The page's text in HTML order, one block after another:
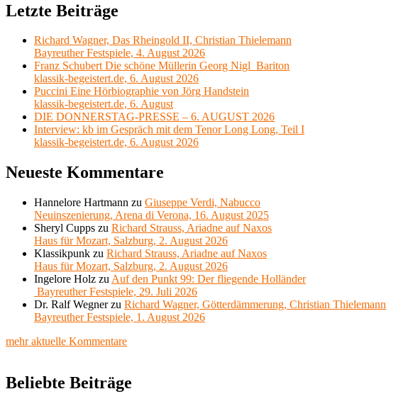
Letzte Beiträge
Richard Wagner, Das Rheingold II, Christian Thielemann
Bayreuther Festspiele, 4. August 2026
Franz Schubert Die schöne Müllerin Georg Nigl Bariton
klassik-begeistert.de, 6. August 2026
Puccini Eine Hörbiographie von Jörg Handstein
klassik-begeistert.de, 6. August
DIE DONNERSTAG-PRESSE – 6. AUGUST 2026
Interview: kb im Gespräch mit dem Tenor Long Long, Teil I
klassik-begeistert.de, 6. August 2026
Neueste Kommentare
Hannelore Hartmann zu Giuseppe Verdi, Nabucco
Neuinszenierung, Arena di Verona, 16. August 2025
Sheryl Cupps zu Richard Strauss, Ariadne auf Naxos
Haus für Mozart, Salzburg, 2. August 2026
Klassikpunk zu Richard Strauss, Ariadne auf Naxos
Haus für Mozart, Salzburg, 2. August 2026
Ingelore Holz zu Auf den Punkt 99: Der fliegende Holländer
Bayreuther Festspiele, 29. Juli 2026
Dr. Ralf Wegnerzu Richard Wagner, Götterdämmerung, Christian Thielemann
Bayreuther Festspiele, 1. August 2026
mehr aktuelle Kommentare
Beliebte Beiträge